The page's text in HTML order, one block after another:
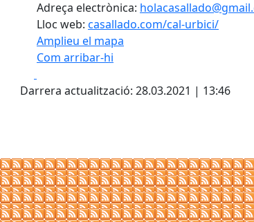
Adreça electrònica:
Lloc web: casallado.com/cal-urbici/
Amplieu el mapa
Com arribar-hi
+
Darrera actualització: 28.03.2021 | 13:46